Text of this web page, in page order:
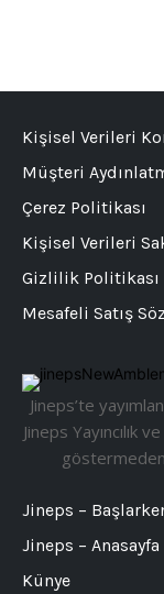
Jineps’te
Jineps Yayıncılık
Jineps –
Jineps – Anasayfa
Künye
Kişisel Verileri
Müşteri
Çerez Politikası
Kişisel Verileri
Gizlilik Politikası
Mesafeli Satış